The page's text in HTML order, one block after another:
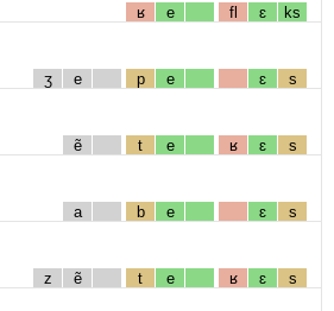
ʁ e fl ɛ ks
ʒ e p e ɛ s
ẽ t e ʁ ɛ s
a b e ɛ s
z ẽ t e ʁ ɛ s